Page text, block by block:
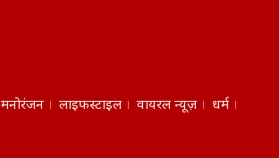
मनोरंजन लाइफस्टाइल वायरल न्यूज़
धर्म